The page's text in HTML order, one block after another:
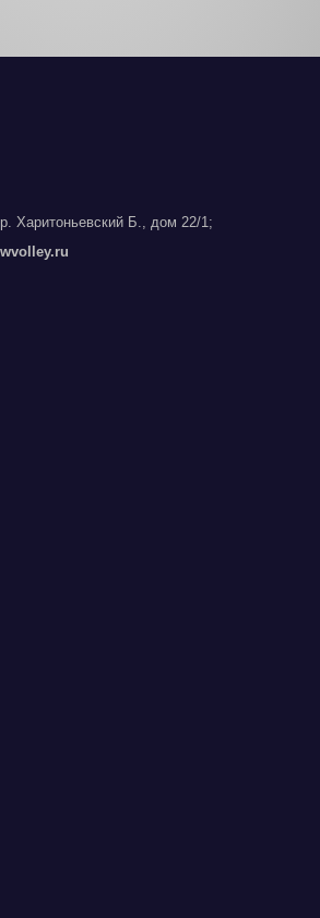
Харитоньевский Б., дом 22/1;